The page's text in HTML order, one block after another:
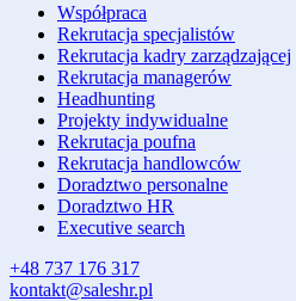
Współpraca
Rekrutacja specjalistów
Rekrutacja kadry zarządzającej
Rekrutacja managerów
Headhunting
Projekty indywidualne
Rekrutacja poufna
Rekrutacja handlowców
Doradztwo personalne
Doradztwo HR
Executive search
+48 737 176 317
kontakt@saleshr.pl